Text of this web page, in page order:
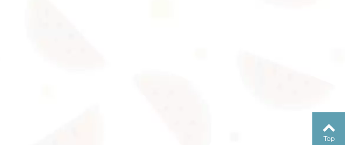
Top